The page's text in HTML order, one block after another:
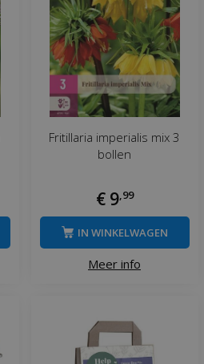
Fritillaria imperialis mix 3
bollen
€ 9, 99
Meer info
IN WINKELWAGEN